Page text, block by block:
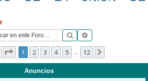
s
Buscar
Página de 12
1 2 3 4 5 … 12
Anuncios